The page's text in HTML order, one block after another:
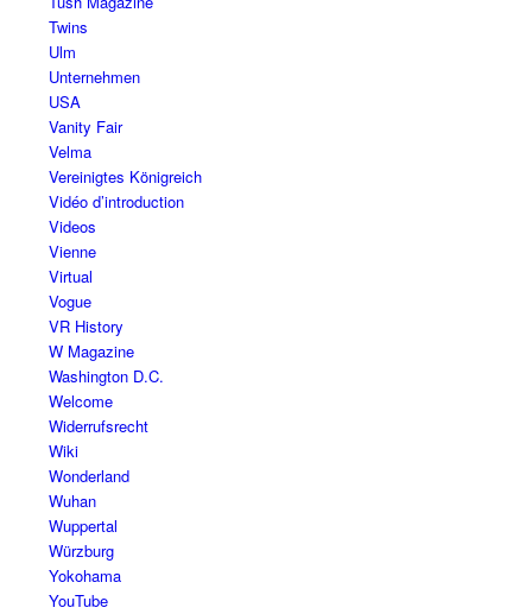
Twins
Ulm
Unternehmen
USA
Vanity Fair
Velma
Vereinigtes Königreich
Vidéo d’introduction
Videos
Vienne
Virtual
Vogue
VR History
W Magazine
Washington D.C.
Welcome
Widerrufsrecht
Wiki
Wonderland
Wuhan
Wuppertal
Würzburg
Yokohama
YouTube